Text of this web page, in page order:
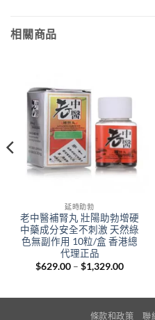
相關商品
延時助勃
老中醫補腎丸 壯陽助勃增硬
中藥成分安全不刺激 天然綠
色無副作用 10粒/盒 香港總
代理正品
$629.00 – $1,329.00Price
條款和政策 聯